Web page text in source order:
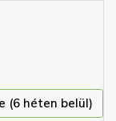
(6 héten belül)